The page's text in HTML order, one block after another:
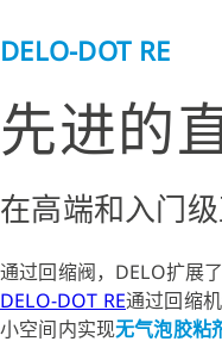
DELO-DOT RE
先进的
在高端和入门
通过回缩阀，DELO扩展
DELO-DOT RE通过回缩
小空间内实现无气泡胶粘